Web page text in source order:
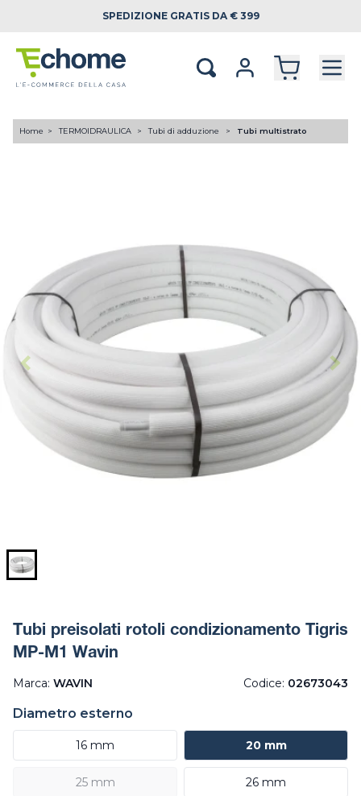
SPEDIZIONE GRATIS DA € 399
Home TERMOIDRAULICA Tubi di adduzione Tubi multistrato
Tubi preisolati rotoli condizionamento Tigris
MP-M1 Wavin
Marca: WAVIN Codice: 02673043
Diametro esterno
16 mm 20 mm
25 mm 26 mm